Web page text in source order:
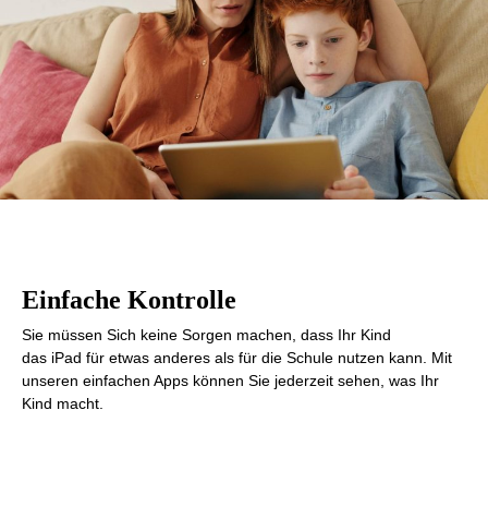
Einfache Kontrolle
Sie müssen Sich keine Sorgen machen, dass Ihr Kind
das iPad für etwas anderes als für die Schule nutzen kann. Mit
unseren einfachen Apps können Sie jederzeit sehen, was Ihr
Kind macht.